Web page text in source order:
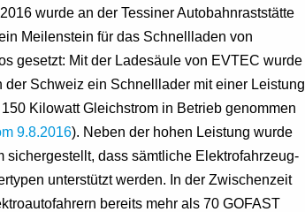
2016 wurde an der Tessiner Autobahnraststätte
Meilenstein für das Schnellladen von
gesetzt: Mit der Ladesäule von EVTEC wurde
der Schweiz ein Schnelllader mit einer Leistung
Kilowatt Gleichstrom in Betrieb genommen
9.8.2016). Neben der hohen Leistung wurde
sichergestellt, dass sämtliche Elektrofahrzeug-
unterstützt werden. In der Zwischenzeit
bereits mehr als 70 GOFAST